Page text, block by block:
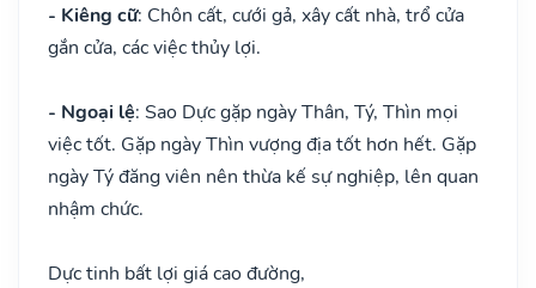
- Kiêng cữ: Chôn cất, cưới gả, xây cất nhà, trổ cửa
gắn cửa, các việc thủy lợi.
- Ngoại lệ: Sao Dực gặp ngày Thân, Tý, Thìn mọi
việc tốt. Gặp ngày Thìn vượng địa tốt hơn hết. Gặp
ngày Tý đăng viên nên thừa kế sự nghiệp, lên quan
nhậm chức.
Dực tinh bất lợi giá cao đường,